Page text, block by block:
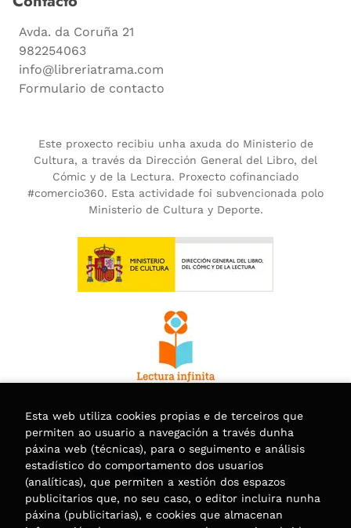
Avda. da Coruña 21
982254063
info@libreriatrama.com
Formulario de contacto
Este proxecto recibiu unha axuda do Ministerio de
Cultura, a través da Dirección General del Libro, del
Cómic y de la Lectura. Proxecto cofinanciado
#comercio360. Esta actividade foi subvencionada polo
Ministerio de Cultura y Deporte.
Esta web utiliza cookies propias e de terceiros que
permiten ao usuario a navegación a través dunha
páxina web (técnicas), para o seguimento e análisis
estadístico do comportamento dos usuarios
(analíticas), que permiten a xestión dos espazos
publicitarios que, no seu caso, o editor incluira nunha
páxina (publicitarias), e cookies que almacenan